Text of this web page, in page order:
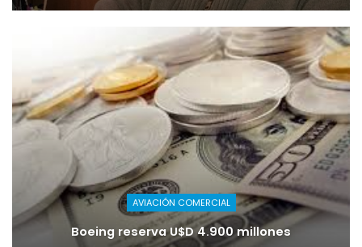
AVIACIÓN COMERCIAL
Boeing reserva U$D 4.900 millones